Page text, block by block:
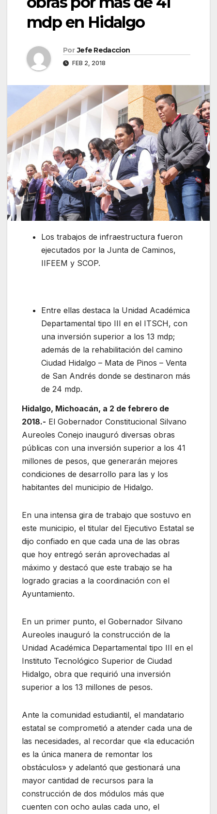
mdp en Hidalgo
Por Jefe Redaccion
FEB 2, 2018
Los trabajos de infraestructura fueron
ejecutados por la Junta de Caminos,
IIFEEM y SCOP.
Entre ellas destaca la Unidad Académica
Departamental tipo III en el ITSCH, con
una inversión superior a los 13 mdp;
además de la rehabilitación del camino
Ciudad Hidalgo – Mata de Pinos – Venta
de San Andrés donde se destinaron más
de 24 mdp.
Hidalgo, Michoacán, a 2 de febrero de
2018.- El Gobernador Constitucional Silvano
Aureoles Conejo inauguró diversas obras
públicas con una inversión superior a los 41
millones de pesos, que generarán mejores
condiciones de desarrollo para las y los
habitantes del municipio de Hidalgo.
En una intensa gira de trabajo que sostuvo en
este municipio, el titular del Ejecutivo Estatal se
dijo confiado en que cada una de las obras
que hoy entregó serán aprovechadas al
máximo y destacó que este trabajo se ha
logrado gracias a la coordinación con el
Ayuntamiento.
En un primer punto, el Gobernador Silvano
Aureoles inauguró la construcción de la
Unidad Académica Departamental tipo III en el
Instituto Tecnológico Superior de Ciudad
Hidalgo, obra que requirió una inversión
superior a los 13 millones de pesos.
Ante la comunidad estudiantil, el mandatario
estatal se comprometió a atender cada una de
las necesidades, al recordar que «la educación
es la única manera de remontar los
obstáculos» y adelantó que gestionará una
mayor cantidad de recursos para la
construcción de dos módulos más que
cuenten con ocho aulas cada uno, el